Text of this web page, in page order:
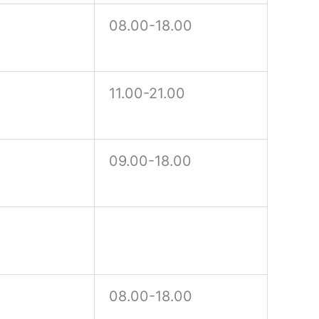
08.00-18.00
11.00-21.00
09.00-18.00
08.00-18.00